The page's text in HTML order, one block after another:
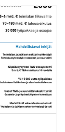
esimerkiksi